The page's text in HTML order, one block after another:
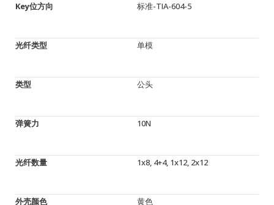
Key位方向 标准-TIA-604-5
光纤类型 单模
类型 公头
弹簧力 10N
光纤数量 1x8, 4+4, 1x12, 2x12
外壳颜色 黄色